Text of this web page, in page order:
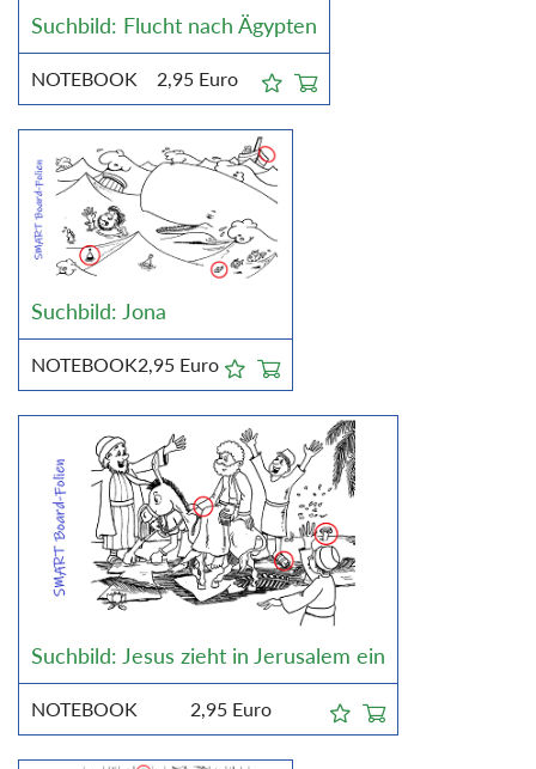
Suchbild: Flucht nach Ägypten
NOTEBOOK 2,95 Euro
Suchbild: Jona
NOTEBOOK2,95 Euro
Suchbild: Jesus zieht in Jerusalem ein
NOTEBOOK 2,95 Euro